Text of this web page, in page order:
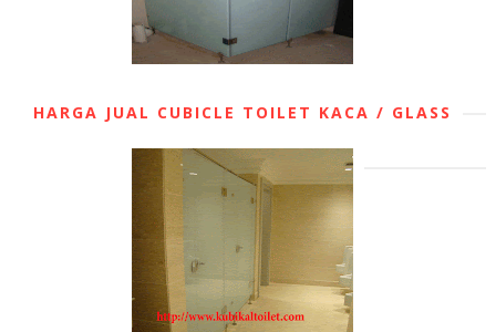
HARGA JUAL CUBICLE TOILET KACA / GLASS